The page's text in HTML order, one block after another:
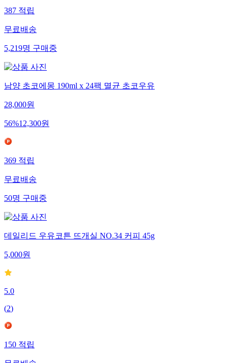
387적립
무료배송
5,219명구매중
남양 초코에몽 190ml x 24팩 멸균 초코우유
28,000원
56%12,300원
369적립
무료배송
50명구매중
데일리드 우유코튼 뜨개실 NO.34 커피 45g
5,000원
5.0
(2)
150적립